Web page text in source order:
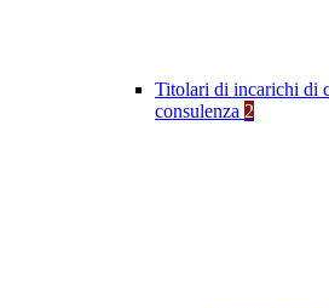
Titolari di incarichi di
consulenza 2